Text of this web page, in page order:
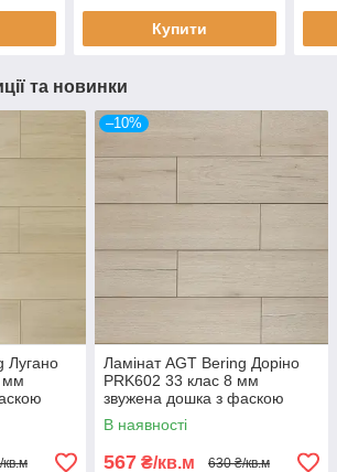
Купити
та новинки
Лугано
мм
–10%
Ламінат AGT Bering Доріно
PRK602 33 клас 8 мм
звужена дошка з фаскою
В наявності
567 ₴/кв.м 630 ₴/кв.м